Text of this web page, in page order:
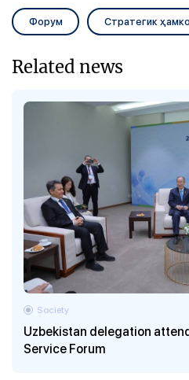
Форум Стратегик
Related news
Uzbekistan delegation
Service Forum
Society